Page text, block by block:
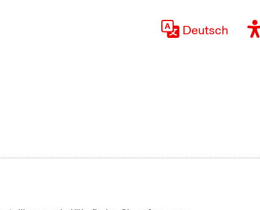
Deutsch